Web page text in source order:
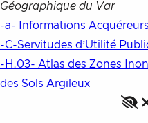
Géographique du Var
-a- Informations
-C-Servitudes d’Utilité
-H.03- Atlas des Zones
des Sols Argileux